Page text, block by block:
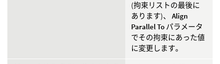
(拘束リストの最後に
あります)、 Align
Parallel To パラメータ
でその拘束にあった値
に変更します。